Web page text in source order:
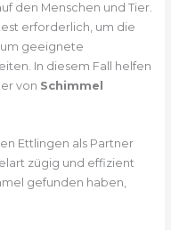
den Menschen und Tier.
erforderlich, um die
geeignete
In diesem Fall helfen
von Schimmel
Ettlingen als Partner
zügig und effizient
gefunden haben,